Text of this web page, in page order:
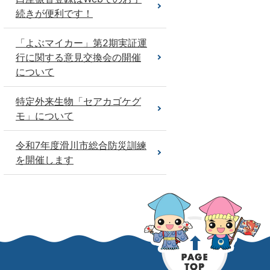
続きが便利です！
「よぶマイカー」第2期実証運
行に関する意見交換会の開催
について
特定外来生物「セアカゴケグ
モ」について
令和7年度滑川市総合防災訓練
を開催します